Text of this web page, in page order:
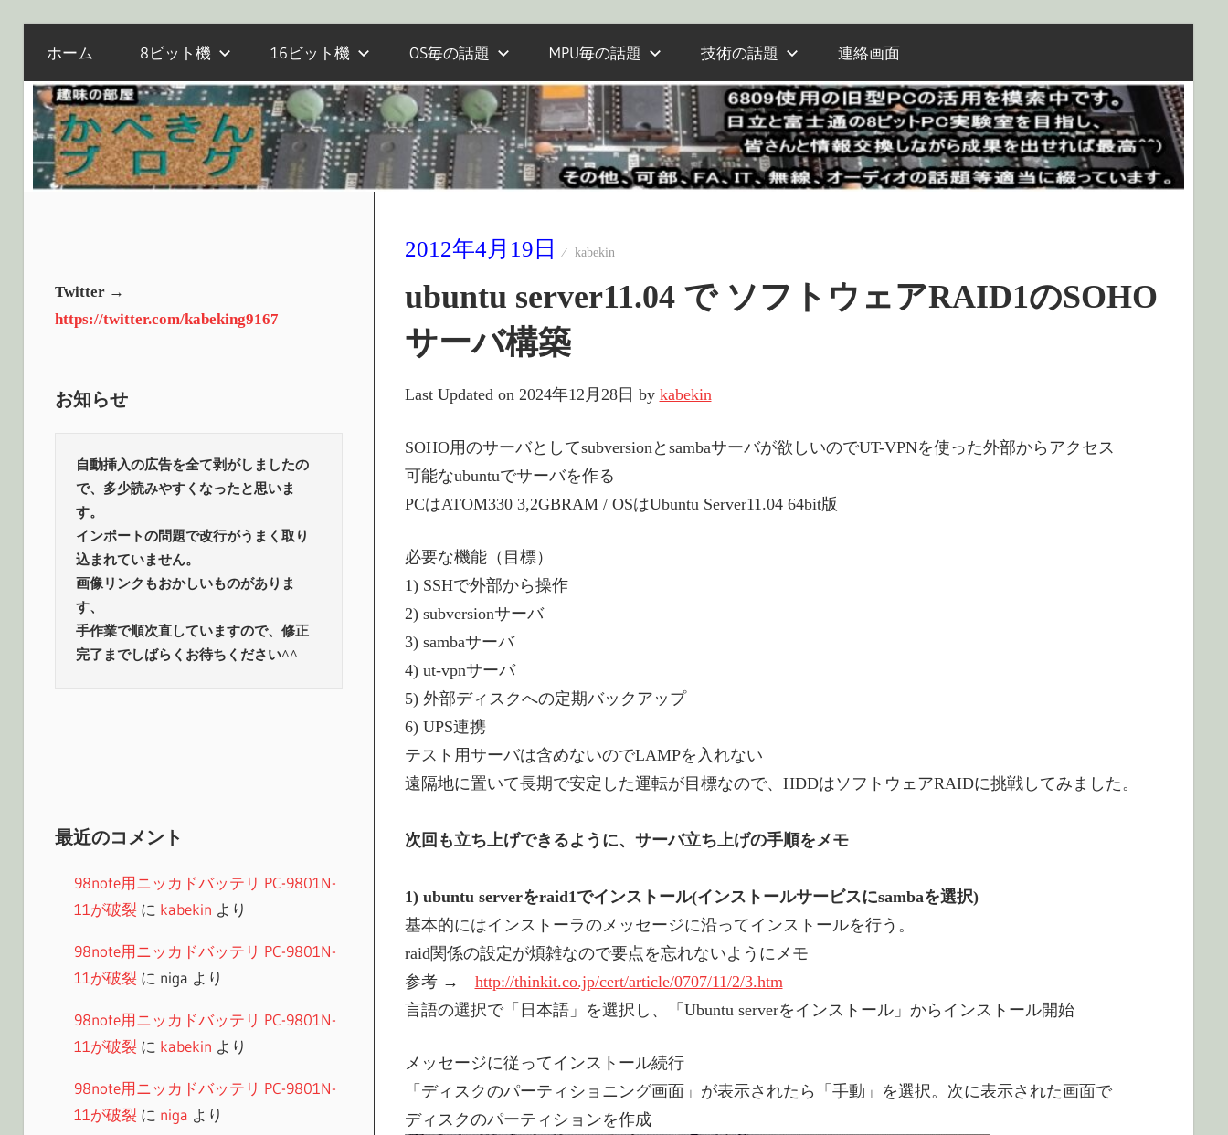
テ
ン
ツ
へ
ス
か
べ
き
ブ
ロ
工
作
と
マ
イ
ホーム 8ビット機 16ビット機 OS毎の話題 MPU毎の話題 技術の話題 連絡画面
2012年4月19日 kabekin
ubuntu server11.04 で ソフトウェアRAID1のSOHO
サーバ構築
Last Updated on 2024年12月28日 by kabekin
SOHO用のサーバとしてsubversionとsambaサーバが欲しいのでUT-VPNを使った外部からアクセス
可能なubuntuでサーバを作る
PCはATOM330 3,2GBRAM / OSはUbuntu Server11.04 64bit版
必要な機能（目標）
1) SSHで外部から操作
2) subversionサーバ
3) sambaサーバ
4) ut-vpnサーバ
5) 外部ディスクへの定期バックアップ
6) UPS連携
テスト用サーバは含めないのでLAMPを入れない
遠隔地に置いて長期で安定した運転が目標なので、HDDはソフトウェアRAIDに挑戦してみました。
次回も立ち上げできるように、サーバ立ち上げの手順をメモ
1) ubuntu serverをraid1でインストール(インストールサービスにsambaを選択)
基本的にはインストーラのメッセージに沿ってインストールを行う。
raid関係の設定が煩雑なので要点を忘れないようにメモ
参考 → http://thinkit.co.jp/cert/article/0707/11/2/3.htm
言語の選択で「日本語」を選択し、「Ubuntu serverをインストール」からインストール開始
メッセージに従ってインストール続行
「ディスクのパーティショニング画面」が表示されたら「手動」を選択。次に表示された画面で
ディスクのパーティションを作成
Twitter →
https://twitter.com/kabeking9167
お知らせ
自動挿入の広告を全て剥がしましたの
で、多少読みやすくなったと思いま
す。
インポートの問題で改行がうまく取り
込まれていません。
画像リンクもおかしいものがありま
す、
手作業で順次直していますので、修正
完了までしばらくお待ちください^^
最近のコメント
98note用ニッカドバッテリ PC-9801N-
11が破裂に kabekin より
98note用ニッカドバッテリ PC-9801N-
11が破裂に niga より
98note用ニッカドバッテリ PC-9801N-
11が破裂に kabekin より
98note用ニッカドバッテリ PC-9801N-
11が破裂に niga より